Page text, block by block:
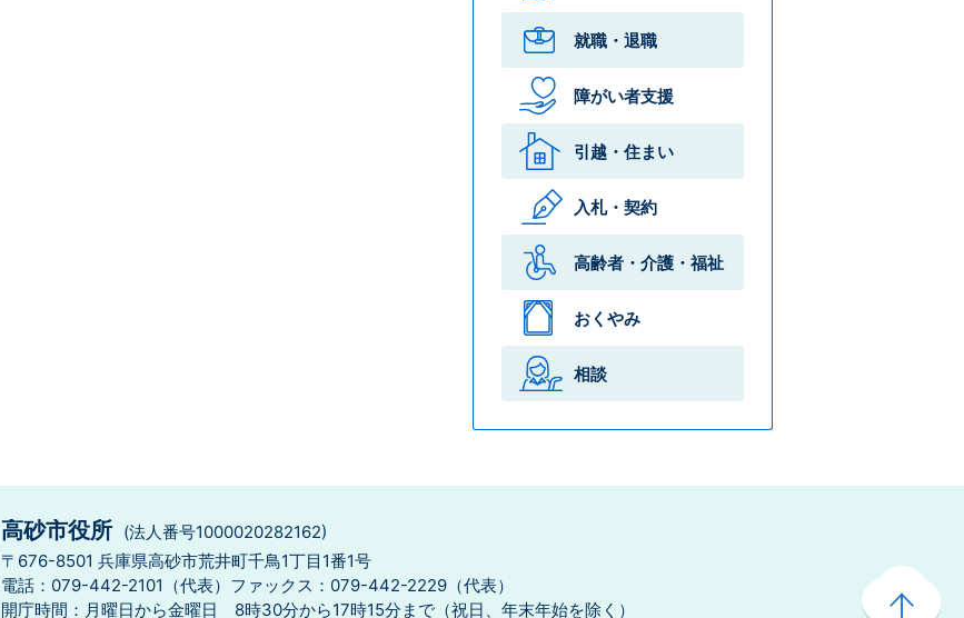
就職・退職
障がい者支援
引越・住まい
入札・契約
高齢者・介護・ 福祉
おくやみ
相談
高砂市役所 (法人番号1000020282162)
〒676-8501 兵庫県高砂市荒井町千鳥1丁目1番1号
電話：079-442-2101（代表） ファックス：079-442-2229（代表）
開庁時間：月曜日から金曜日 8時30分から17時15分まで （祝日、年末年始を除く）